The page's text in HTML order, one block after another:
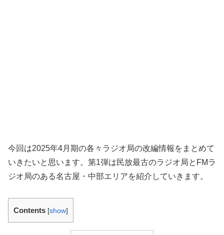
今回は2025年4月期の各々ラジオ局の改編情報をまとめて
いきたいと思います。第1弾は民放最古のラジオ局とFMラ
ジオ局のある名古屋・中部エリアを紹介していきます。
Contents [show]